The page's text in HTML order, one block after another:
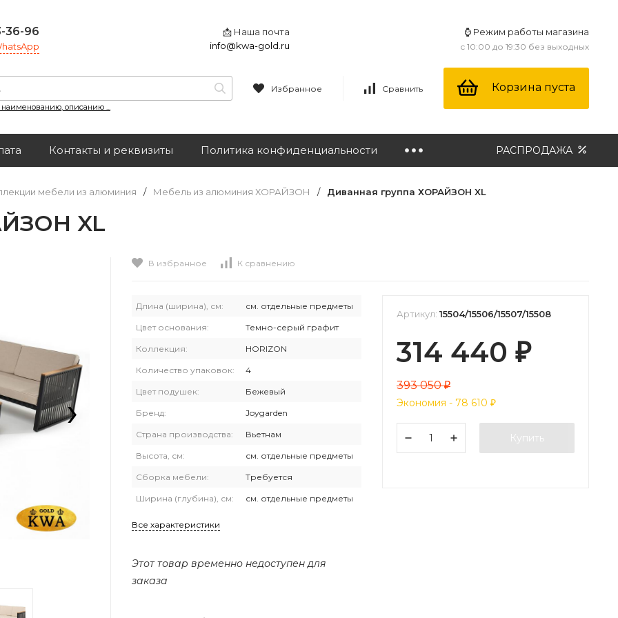
36-96
📩 Наша почта
info@kwa-gold.ru
⌚ Режим работы магазина
с 10:00 до 19:30 без выходных
наименованию, описанию ...
Избранное Сравнить Корзина пуста
Контакты и реквизиты Политика конфиденциальности РАСПРОДАЖА
мебели из алюминия / Мебель из алюминия ХОРАЙЗОН / Диванная группа ХОРАЙЗОН XL
XL
›
В избранное К сравнению
Длина (ширина), см: см. отдельные предметы
Цвет основания: Темно-серый графит
Коллекция: HORIZON
Количество упаковок: 4
Цвет подушек: Бежевый
Бренд: Joygarden
Страна производства: Вьетнам
Высота, см: см. отдельные предметы
Сборка мебели: Требуется
Ширина (глубина), см: см. отдельные предметы
Все характеристики
Этот товар временно недоступен для
заказа
Артикул: 15504/15506/15507/15508
314 440 ₽
393 050₽
Экономия - 78 610 ₽
Купить